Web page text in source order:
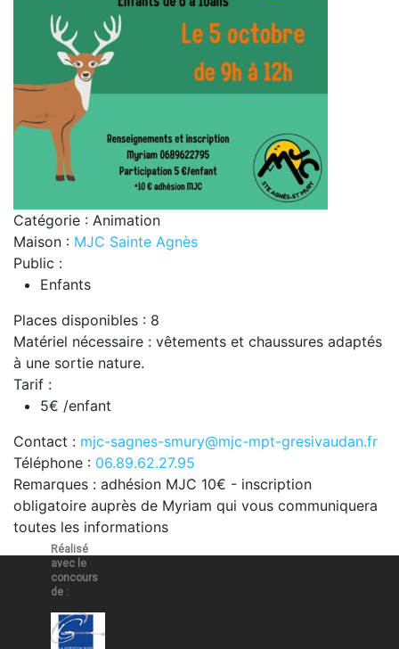
Catégorie : Animation
Maison : MJC Sainte Agnès
Public :
Enfants
Places disponibles : 8
Matériel nécessaire : vêtements et chaussures adaptés
à une sortie nature.
Tarif :
5€ /enfant
Contact : mjc-sagnes-smury@mjc-mpt-gresivaudan.fr
Téléphone : 06.89.62.27.95
Remarques : adhésion MJC 10€ - inscription
obligatoire auprès de Myriam qui vous communiquera
toutes les informations
Réalisé
avec le
concours
de :